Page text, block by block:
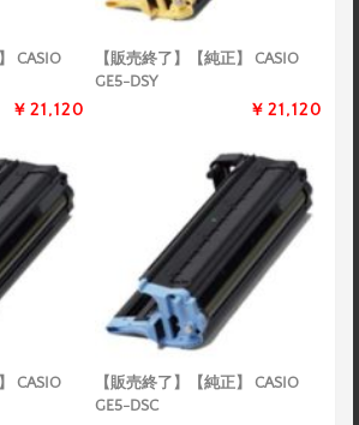
CASIO
￥21,120
【販売終了】【純正】 CASIO
GE5-DSY
￥21,120
CASIO
【販売終了】【純正】 CASIO
GE5-DSC